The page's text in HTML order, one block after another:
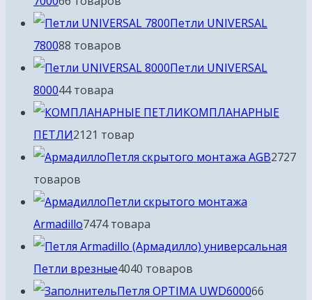
Петли UNIVERSAL
780088 товаров
Петли UNIVERSAL
800044 товара
КОМПЛАНАРНЫЕ
ПЕТЛИ2121 товар
Петля скрытого монтажа AGB2727
товаров
Петли скрытого монтажа
Armadillo7474 товара
Петли врезные4040 товаров
Петля OPTIMA UWD600066